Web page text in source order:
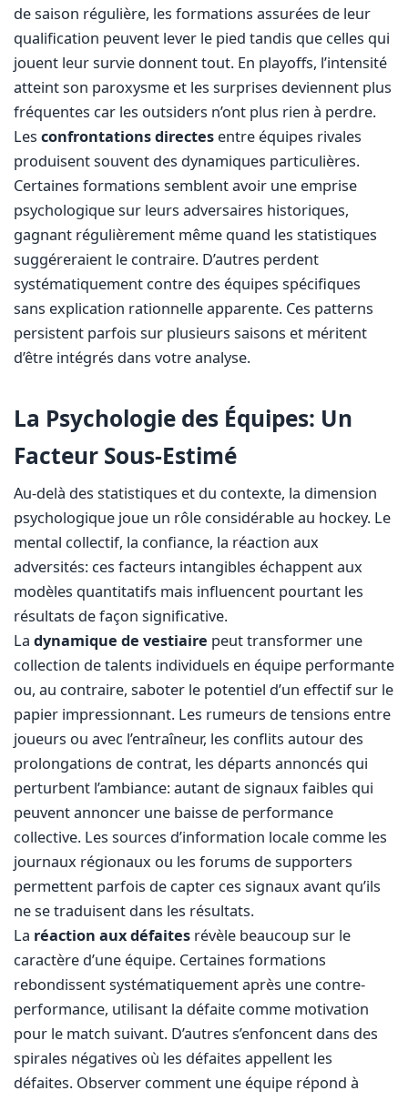
de saison régulière, les formations assurées de leur
qualification peuvent lever le pied tandis que celles qui
jouent leur survie donnent tout. En playoffs, l’intensité
atteint son paroxysme et les surprises deviennent plus
fréquentes car les outsiders n’ont plus rien à perdre.
Les confrontations directes entre équipes rivales
produisent souvent des dynamiques particulières.
Certaines formations semblent avoir une emprise
psychologique sur leurs adversaires historiques,
gagnant régulièrement même quand les statistiques
suggéreraient le contraire. D’autres perdent
systématiquement contre des équipes spécifiques
sans explication rationnelle apparente. Ces patterns
persistent parfois sur plusieurs saisons et méritent
d’être intégrés dans votre analyse.
La Psychologie des Équipes: Un
Facteur Sous-Estimé
Au-delà des statistiques et du contexte, la dimension
psychologique joue un rôle considérable au hockey. Le
mental collectif, la confiance, la réaction aux
adversités: ces facteurs intangibles échappent aux
modèles quantitatifs mais influencent pourtant les
résultats de façon significative.
La dynamique de vestiaire peut transformer une
collection de talents individuels en équipe performante
ou, au contraire, saboter le potentiel d’un effectif sur le
papier impressionnant. Les rumeurs de tensions entre
joueurs ou avec l’entraîneur, les conflits autour des
prolongations de contrat, les départs annoncés qui
perturbent l’ambiance: autant de signaux faibles qui
peuvent annoncer une baisse de performance
collective. Les sources d’information locale comme les
journaux régionaux ou les forums de supporters
permettent parfois de capter ces signaux avant qu’ils
ne se traduisent dans les résultats.
La réaction aux défaites révèle beaucoup sur le
caractère d’une équipe. Certaines formations
rebondissent systématiquement après une contre-
performance, utilisant la défaite comme motivation
pour le match suivant. D’autres s’enfoncent dans des
spirales négatives où les défaites appellent les
défaites. Observer comment une équipe répond à